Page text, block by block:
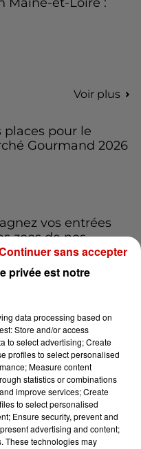
Voir plus
places pour le
Gourmand 2026
vos entrées
zoos de nos
- Gagnez
en famille au cœur
: inscrivez-
privée est notre
data processing based on
Store and/or access
to select advertising; Create
profiles to select personalised
Measure content
statistics or combinations
improve services; Create
to select personalised
Ensure security, prevent and
advertising and content;
These technologies may
sans accepter